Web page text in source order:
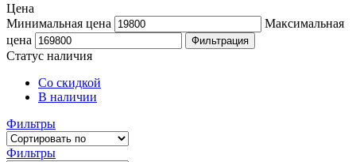
Цена
Минимальная цена
Максимальная
цена
Фильтрация
Статус наличия
Со скидкой
В наличии
Фильтры
Фильтры